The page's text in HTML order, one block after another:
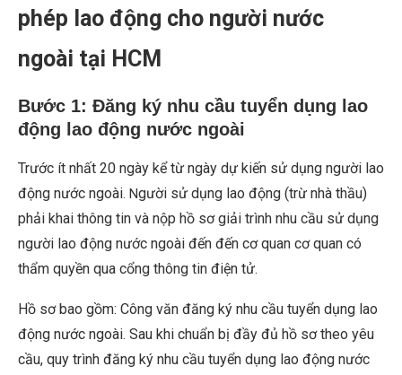
phép lao động cho người nước
ngoài tại HCM
Bước 1: Đăng ký nhu cầu tuyển dụng lao
động lao động nước ngoài
Trước ít nhất 20 ngày kể từ ngày dự kiến sử dụng người lao
động nước ngoài. Người sử dụng lao động (trừ nhà thầu)
phải khai thông tin và nộp hồ sơ giải trình nhu cầu sử dụng
người lao động nước ngoài đến đến cơ quan cơ quan có
thẩm quyền qua cổng thông tin điện tử.
Hồ sơ bao gồm: Công văn đăng ký nhu cầu tuyển dụng lao
động nước ngoài. Sau khi chuẩn bị đầy đủ hồ sơ theo yêu
cầu, quy trình đăng ký nhu cầu tuyển dụng lao động nước